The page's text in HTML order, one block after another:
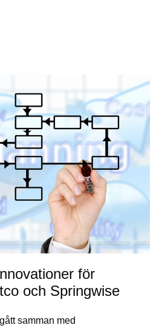
för
och Springwise
samman med